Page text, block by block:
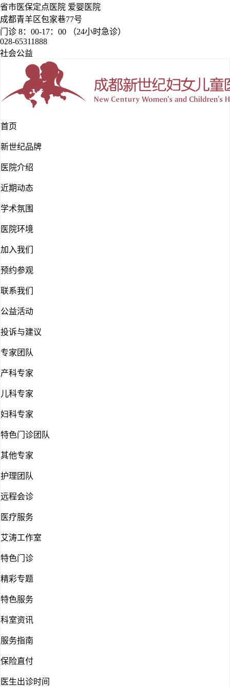
省市医保定点医院 爱婴医院
成都青羊区包家巷77号
门诊 8：00-17：00 （24小时急诊）
028-65311888
社会公益
首页
新世纪品牌
医院介绍
近期动态
学术氛围
医院环境
加入我们
预约参观
联系我们
公益活动
投诉与建议
专家团队
产科专家
儿科专家
妇科专家
特色门诊团队
其他专家
护理团队
远程会诊
医疗服务
艾涛工作室
特色门诊
精彩专题
特色服务
科室资讯
服务指南
保险直付
医生出诊时间